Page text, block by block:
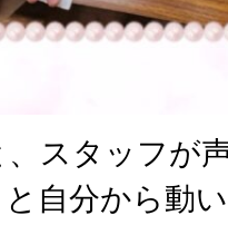
スタッフが
自分から動